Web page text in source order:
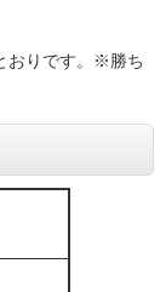
おりです。※勝ち